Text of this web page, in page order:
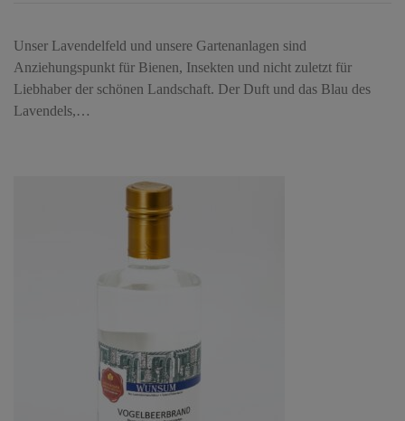
Unser Lavendelfeld und unsere Gartenanlagen sind
Anziehungspunkt für Bienen, Insekten und nicht zuletzt für
Liebhaber der schönen Landschaft. Der Duft und das Blau des
Lavendels,…